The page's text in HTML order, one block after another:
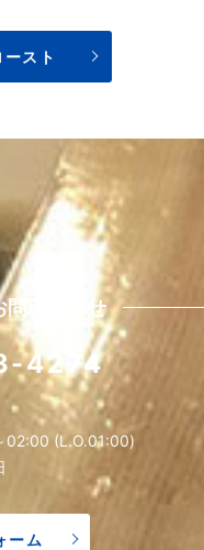
スト
い合わせ
4274
02:00 (L.O.01:00)
ーム